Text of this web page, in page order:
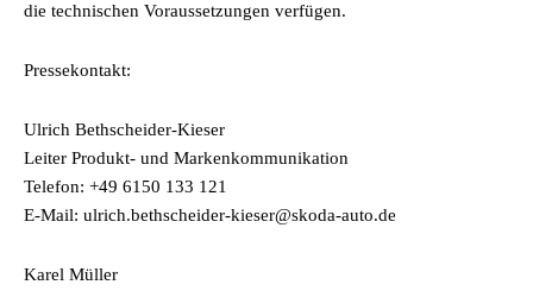
die technischen Voraussetzungen verfügen.
Pressekontakt:
Ulrich Bethscheider-Kieser
Leiter Produkt- und Markenkommunikation
Telefon: +49 6150 133 121
E-Mail: ulrich.bethscheider-kieser@skoda-auto.de
Karel Müller